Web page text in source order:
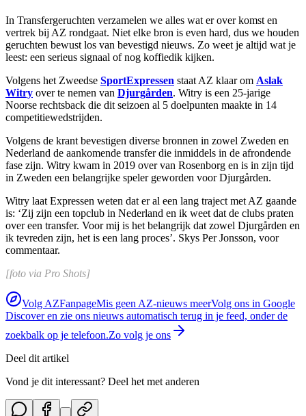
In Transfergeruchten verzamelen we alles wat er over komst en
vertrek bij AZ rondgaat. Niet elke bron is even hard, dus we houden
geruchten bewust los van bevestigd nieuws. Zo weet je altijd wat je
leest: een serieus signaal of nog koffiedik kijken.
Volgens het Zweedse SportExpressen staat AZ klaar om Aslak
Witry over te nemen van Djurgården. Witry is een 25-jarige
Noorse rechtsback die dit seizoen al 5 doelpunten maakte in 14
competitiewedstrijden.
Volgens de krant bevestigen diverse bronnen in zowel Zweden en
Nederland de aankomende transfer die inmiddels in de afrondende
fase zijn. Witry kwam in 2019 over van Rosenborg en is in zijn tijd
in Zweden een belangrijke speler geworden voor Djurgården.
Witry laat Expressen weten dat er al een lang traject met AZ gaande
is: ‘Zij zijn een topclub in Nederland en ik weet dat de clubs praten
over een transfer. Voor mij is het belangrijk dat zowel Djurgården en
ik tevreden zijn, het is een lang proces’. Skys Per Jonsson, voor
commentaar.
[foto via Pro Shots]
Volg AZFanpageMis geen AZ-nieuws meerVolg ons in Google
Discover en zie ons nieuws automatisch terug in je feed, onder de
zoekbalk op je telefoon.Zo volg je ons
Deel dit artikel
Vond je dit interessant? Deel het met anderen